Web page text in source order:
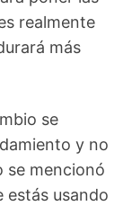
realmente
más
se
y no
se mencionó
estás usando